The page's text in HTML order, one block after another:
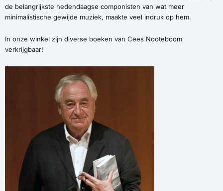
de belangrijkste hedendaagse componisten van wat meer
minimalistische gewijde muziek, maakte veel indruk op hem.
In onze winkel zijn diverse boeken van Cees Nooteboom
verkrijgbaar!